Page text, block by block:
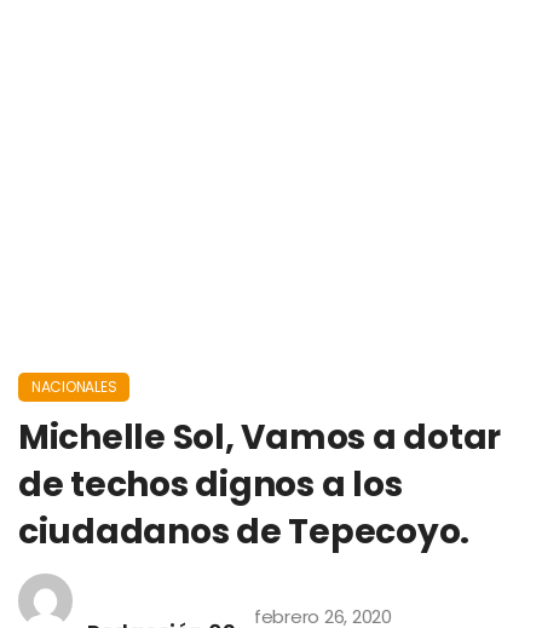
NACIONALES
Michelle Sol, Vamos a dotar
de techos dignos a los
ciudadanos de Tepecoyo.
febrero 26, 2020